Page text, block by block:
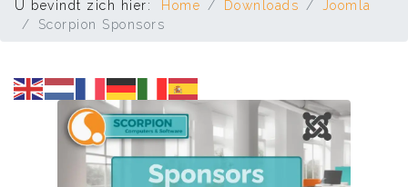
U bevindt zich hier: Home Downloads
Joomla
Scorpion Sponsors